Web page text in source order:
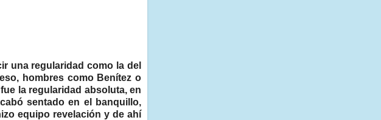
una regularidad como la del
hombres como Benítez o
la regularidad absoluta, en
sentado en el banquillo,
equipo revelación y de ahí